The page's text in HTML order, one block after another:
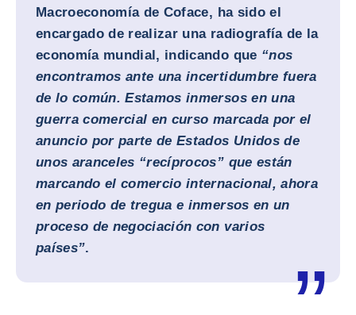
Macroeconomía de Coface, ha sido el
encargado de realizar una radiografía de la
economía mundial, indicando que “nos
encontramos ante una incertidumbre fuera
de lo común. Estamos inmersos en una
guerra comercial en curso marcada por el
anuncio por parte de Estados Unidos de
unos aranceles “recíprocos” que están
marcando el comercio internacional, ahora
en periodo de tregua e inmersos en un
proceso de negociación con varios
países”.